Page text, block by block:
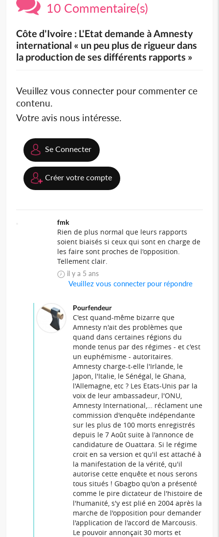
10 Commentaire(s)
Côte d'Ivoire : L'Etat demande à Amnesty
international « un peu plus de rigueur dans
la production de ses différents rapports »
Veuillez vous connecter pour commenter ce
contenu.
Votre avis nous intéresse.
Se Connecter
Créer votre compte
fmk
Rien de plus normal que leurs rapports
soient biaisés si ceux qui sont en charge de
les faire sont proches de l'opposition.
Tellement clair.
il y a 5 ans
Veuillez vous connecter pour répondre
Pourfendeur
C'est quand-même bizarre que
Amnesty n'ait des problèmes que
quand dans certaines régions du
monde tenus par des régimes - et c'est
un euphémisme - autoritaires.
Amnesty charge-t-elle l'Irlande, le
Japon, l'Italie, le Sénégal, le Ghana,
l'Allemagne, etc ? Les Etats-Unis par la
voix de leur ambassadeur, l'ONU,
Amnesty International,… réclament une
commission d'enquête indépendante
sur les plus de 100 morts enregistrés
depuis le 7 Août suite à l'annonce de
candidature de Ouattara. Si le régime
croit en sa version et qu'il est attaché à
la manifestation de la vérité, qu'il
autorise cette enquête et nous serons
tous situés ! Gbagbo qu'on a présenté
comme le pire dictateur de l'histoire de
l'humanité, s'y est plié en 2004 après la
marche de l'opposition pour demander
l'application de l'accord de Marcousis.
Le pouvoir annonçait 30 morts et